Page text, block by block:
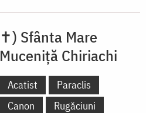
✝) Sfânta Mare
Muceniță Chiriachi
Acatist
Paraclis
Canon
Rugăciuni